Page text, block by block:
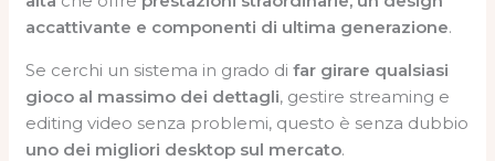
accattivante e componenti di ultima generazione.
Se cerchi un sistema in grado difar girare qualsiasi
gioco al massimo dei dettagli, gestire streaming e
editing video senza problemi, questo è senza dubbio
uno dei migliori desktop sul mercato.